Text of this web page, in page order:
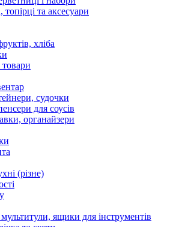
та аксесуари
хліба
товари
судочки
для соусів
органайзери
(різне)
ящики для інструментів